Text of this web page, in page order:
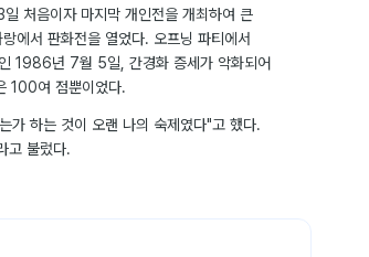
처음이자 마지막 개인전을 개최하여 큰
에서 판화전을 열었다. 오프닝 파티에서
1986년 7월 5일, 간경화 증세가 악화되어
100여 점뿐이었다.
가 하는 것이 오랜 나의 숙제였다"고 했다.
고 불렀다.